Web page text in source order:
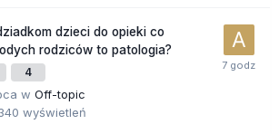
dzieci do opieki co
rodziców to patologia?
4
w Off-topic
wyświetleń